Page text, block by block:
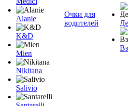
Alanie
K&D
Mien
Nikitana
Salivio
Очки для
водителей